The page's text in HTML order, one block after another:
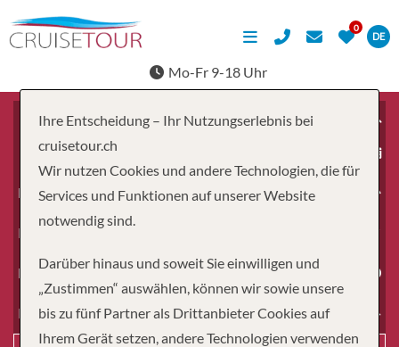
DE
Mo-Fr 9-18 Uhr
Erwachsene
Kinder
Dauer
Reiseart
Ihre Entscheidung – Ihr Nutzungserlebnis bei
cruisetour.ch
Wir nutzen Cookies und andere Technologien, die für
Services und Funktionen auf unserer Website
notwendig sind.
Darüber hinaus und soweit Sie einwilligen und
„Zustimmen“ auswählen, können wir sowie unsere
bis zu fünf Partner als Drittanbieter Cookies auf
Ihrem Gerät setzen, andere Technologien verwenden